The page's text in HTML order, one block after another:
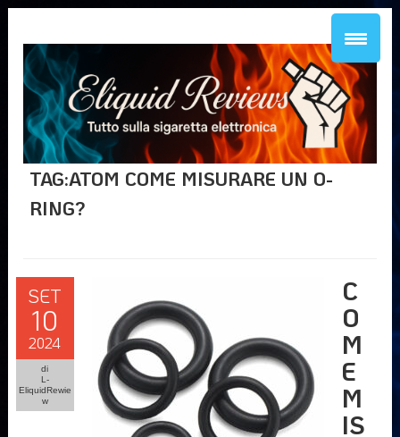
TAG:ATOM COME MISURARE UN O-
RING?
SET
10
2024
di
L-
EliquidRewie
w
C
O
M
E
M
IS